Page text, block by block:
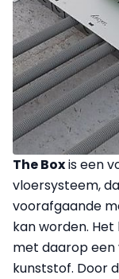
The Boxis een
vloersysteem,
voorafgaande
kan worden.
met daarop een
kunststof. Door